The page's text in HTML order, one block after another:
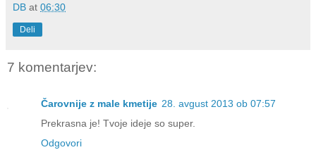
DB at 06:30
Deli
7 komentarjev:
Čarovnije z male kmetije 28. avgust 2013 ob 07:57
Prekrasna je! Tvoje ideje so super.
Odgovori